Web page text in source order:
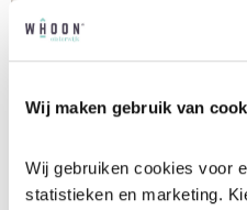
Wij maken gebruik van
Wij gebruiken cookies voor
statistieken en marketing.